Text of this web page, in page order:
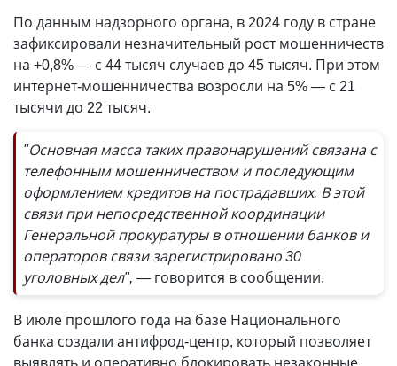
По данным надзорного органа, в 2024 году в стране
зафиксировали незначительный рост мошенничеств
на +0,8% — с 44 тысяч случаев до 45 тысяч. При этом
интернет-мошенничества возросли на 5% — с 21
тысячи до 22 тысяч.
"Основная масса таких правонарушений связана с
телефонным мошенничеством и последующим
оформлением кредитов на пострадавших. В этой
связи при непосредственной координации
Генеральной прокуратуры в отношении банков и
операторов связи зарегистрировано 30
уголовных дел", — говорится в сообщении.
В июле прошлого года на базе Национального
банка создали антифрод-центр, который позволяет